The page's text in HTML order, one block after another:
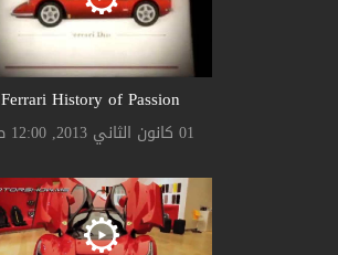
Ferrari History of Passion
01 كانون الثاني 2013, 12:00 ص